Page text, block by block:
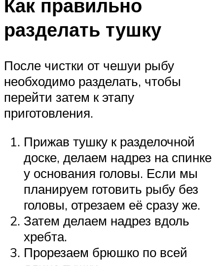
Как правильно
разделать тушку
После чистки от чешуи рыбу
необходимо разделать, чтобы
перейти затем к этапу
приготовления.
Прижав тушку к разделочной
доске, делаем надрез на спинке
у основания головы. Если мы
планируем готовить рыбу без
головы, отрезаем её сразу же.
Затем делаем надрез вдоль
хребта.
Прорезаем брюшко по всей